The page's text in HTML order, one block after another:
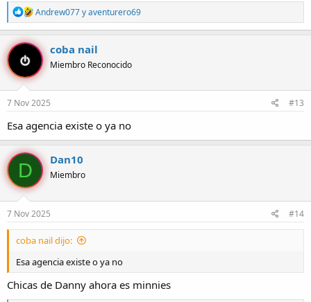
R
e
a
c
c
o
n
e
:
Andrew077yaventurero69
coba nail
Miembro Reconocido
7 Nov 2025 #13
Esa agencia existe o ya no
D Dan10
Miembro
7 Nov 2025 #14
coba nail dijo:
Esa agencia existe o ya no
Chicas de Danny ahora es minnies